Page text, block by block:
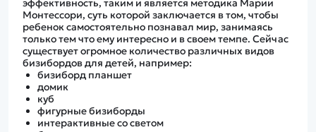
эффективность, таким и является методика Марии
Монтессори, суть которой заключается в том, чтобы
ребенок самостоятельно познавал мир, занимаясь
только тем что ему интересно и в своем темпе. Сейчас
существует огромное количество различных видов
бизибордов для детей, например:
бизиборд планшет
домик
куб
фигурные бизиборды
интерактивные со светом